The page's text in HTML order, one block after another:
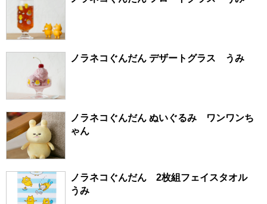
ノラネコぐんだん デザートグラス うみ
ノラネコぐんだん ぬいぐるみ ワンワンち
ゃん
ノラネコぐんだん 2枚組フェイスタオル
うみ